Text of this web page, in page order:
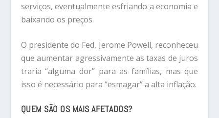
serviços, eventualmente esfriando a economia e
baixando os preços.
O presidente do Fed, Jerome Powell, reconheceu
que aumentar agressivamente as taxas de juros
traria “alguma dor” para as famílias, mas que
isso é necessário para “esmagar” a alta inflação.
QUEM SÃO OS MAIS AFETADOS?